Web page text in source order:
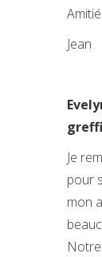
Jean
Je
pour
mon